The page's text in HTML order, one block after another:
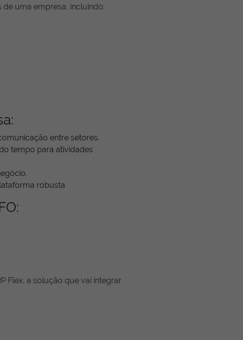
de uma empresa, incluindo:
entre setores.
tempo para atividades
robusta
Flex, a solução que vai integrar